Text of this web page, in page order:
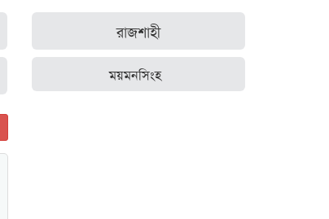
রাজশাহী
ময়মনসিংহ